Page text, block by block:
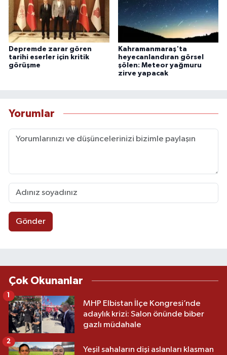
Depremde zarar gören
tarihi eserler için kritik
görüşme
Kahramanmaraş'ta
heyecanlandıran görsel
şölen: Meteor yağmuru
zirve yapacak
Yorumlar
Gönder
Çok Okunanlar
MHP Elbistan İlçe Kongresi’nde
adaylık krizi: Salon önünde biber
gazlı müdahale
Yeşil sahaların dişi aslanları klasman
2